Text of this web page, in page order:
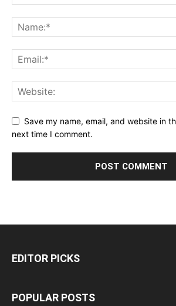
Save my name, email, and website in
next time I comment.
EDITOR PICKS
POPULAR POSTS